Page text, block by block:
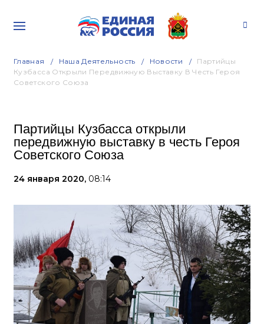
Главная Наша Деятельность Новости
Партийцы
Кузбасса Открыли Передвижную Выставку В Честь Героя
Советского Союза
Партийцы Кузбасса открыли
передвижную выставку в честь Героя
Советского Союза
24 января 2020, 08:14